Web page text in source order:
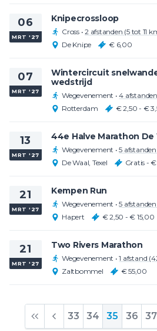
06
MRT '27
Knipecrossloop
Cross •2 afstanden (5 tot 11
De Knipe
€ 6,00
07
MRT '27
Wintercircuit
wedstrijd
Wegevenement •4
Rotterdam
€ 2,50 - €
13
MRT '27
44e Halve Marathon De
Wegevenement •5
De Waal, Texel
Gratis -
21
MRT '27
Kempen Run
Wegevenement •5
Hapert
€ 2,50 - € 15,00
21
MRT '27
Two Rivers Marathon
Wegevenement •1 afstand
Zaltbommel
€ 55,00
33 34 35 36 37